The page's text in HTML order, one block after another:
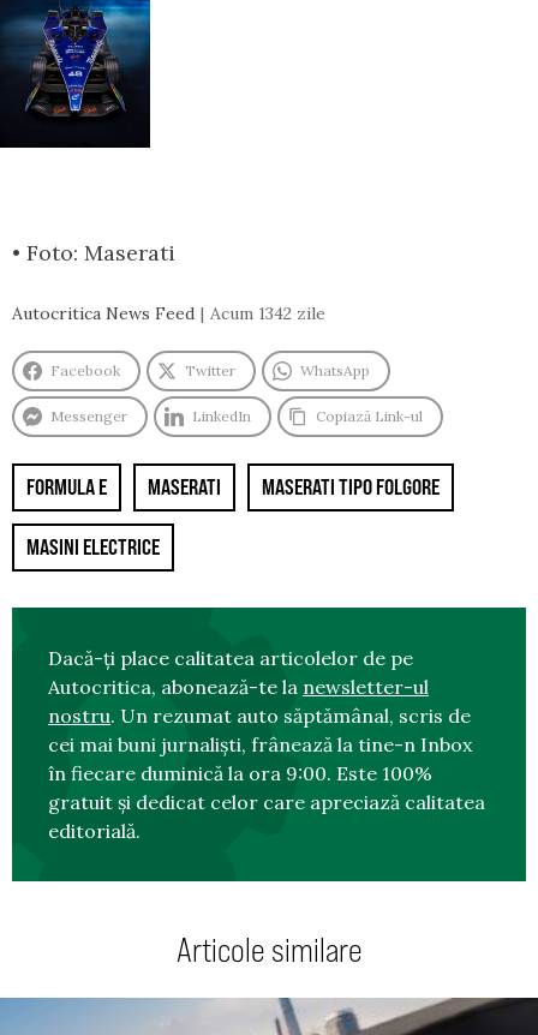
• Foto: Maserati
Autocritica News Feed Acum 1342 zile
Facebook Twitter WhatsApp
Messenger LinkedIn Copiază Link-ul
FORMULA E MASERATI MASERATI TIPO FOLGORE
MASINI ELECTRICE
Dacă-ți place calitatea articolelor de pe
Autocritica, abonează-te la newsletter-ul
nostru. Un rezumat auto săptămânal, scris de
cei mai buni jurnaliști, frânează la tine-n Inbox
în fiecare duminică la ora 9:00. Este 100%
gratuit și dedicat celor care apreciază calitatea
editorială.
Articole similare